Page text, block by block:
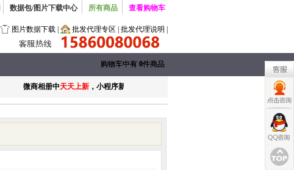
数据包/图片下载中心 所有商品 查看购物车
图片数据下载 批发代理专区 批发代理说明
购物车中有 0件商品
购物车中有 0件商品
微商相册中天天上新，小程序新款天天发布，更多品牌和款式添加下载微商相册APP